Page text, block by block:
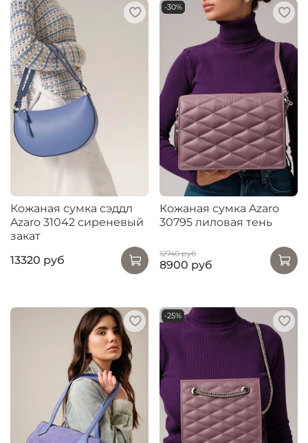
Кожаная сумка сэддл
Azaro 31042 сиреневый
закат
13320 руб
-30%
Кожаная сумка Azaro
30795 лиловая тень
12740 руб
8900 руб
-25%